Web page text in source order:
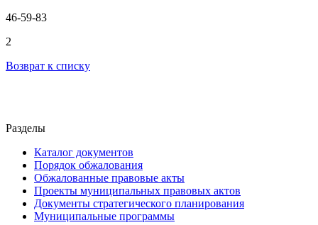
46-59-83
2
Возврат к списку
Разделы
Каталог документов
Порядок обжалования
Обжалованные правовые акты
Проекты муниципальных правовых актов
Документы стратегического планирования
Муниципальные программы